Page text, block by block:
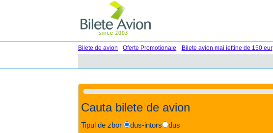
Bilete de avion
Oferte Promotionale Bilete avion mai ieftine de 150 eur
Cauta bilete de avion
Tipul de zbor dus-intors dus